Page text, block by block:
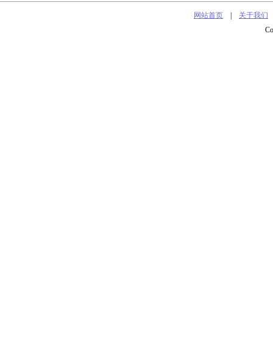
网站首页 关于我们